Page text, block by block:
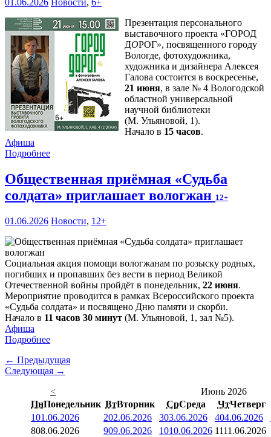
01.06.2026 Новости, 6+
Презентация персонального
выставочного проекта «ГОРОД
ДОРОГ», посвященного городу
Вологде, фотохудожника,
художника и дизайнера Алексея
Галова состоится в воскресенье,
21 июня, в зале № 4 Вологодской
областной универсальной
научной библиотеки
(М. Ульяновой, 1).
Начало в 15 часов.
Афиша
Подробнее
Общественная приёмная «Судьба
солдата» приглашает вологжан 12+
01.06.2026 Новости, 12+
Социальная акция помощи вологжанам по розыску родных,
погибших и пропавших без вести в период Великой
Отечественной войны пройдёт в понедельник, 22 июня.
Мероприятие проводится в рамках Всероссийского проекта
«Судьба солдата» и посвящено Дню памяти и скорби.
Начало в 11 часов 30 минут (М. Ульяновой, 1, зал №5).
Афиша
Подробнее
← Предыдущая
Следующая →
<
Июнь 2026
ПнПонедельник ВтВторник СрСреда ЧтЧетверг
101.06.2026 202.06.2026 303.06.2026 404.06.2026
808.06.2026 909.06.2026 1010.06.2026 1111.06.2026